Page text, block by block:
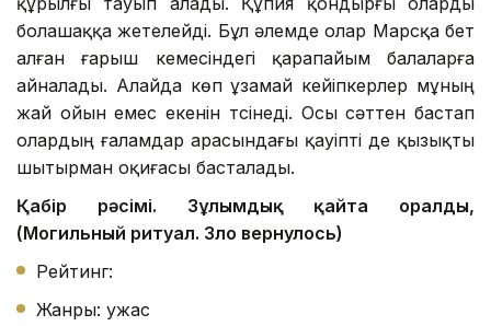
болашаққа жетелейді. Бұл әлемде олар Марсқа бет
алған ғарыш кемесіндегі қарапайым балаларға
айналады. Алайда көп ұзамай кейіпкерлер мұның
жай ойын емес екенін түсінеді. Осы сәттен бастап
олардың ғаламдар арасындағы қауіпті де қызықты
шытырман оқиғасы басталады.
Қабір рәсімі. Зұлымдық қайта оралды,
(Могильный ритуал. Зло вернулось)
Рейтинг:
Жанры: ужас